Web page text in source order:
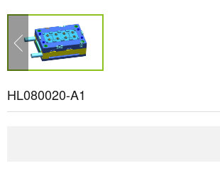
HL080020-A1